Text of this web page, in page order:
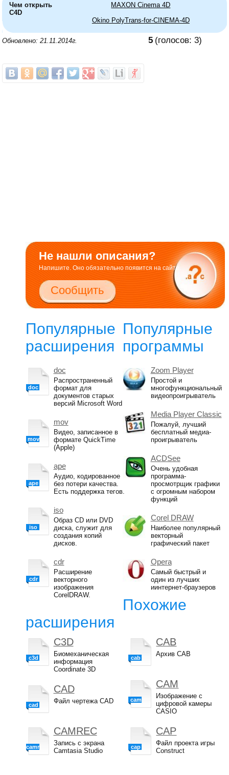
Чем открыть
C4D
MAXON Cinema 4D
Okino PolyTrans-for-CINEMA-4D
Обновлено: 21.11.2014г. 5 (голосов:3)
Не нашли описания?
Напишите. Оно обязательно появится на сайте.
Сообщить
Популярные
расширения
doc
doc
Распространенный
формат для
документов старых
версий Microsoft Word
mov
mov
Видео, записанное в
формате QuickTime
(Apple)
ape
ape
Аудио, кодированное
без потери качества.
Есть поддержка тегов.
iso
iso
Образ CD или DVD
диска, служит для
создания копий
дисков.
cdr
cdr
Расширение
векторного
изображения
CorelDRAW.
Популярные
программы
Zoom Player
Простой и
многофункциональный
видеопроигрыватель
Media Player Classic
Пожалуй, лучший
бесплатный медиа-
проигрыватель
ACDSee
Очень удобная
программа-
просмотрщик графики
с огромным набором
функций
Corel DRAW
Наиболее популярный
векторный
графический пакет
Opera
Самый быстрый и
один из лучших
иинтернет-браузеров
Похожие
расширения
c3d
C3D
Биомеханическая
информация
Coordinate 3D
cad
CAD
Файл чертежа CAD
camrec
CAMREC
Запись с экрана
Camtasia Studio
cab
CAB
Архив CAB
cam
CAM
Изображение с
цифровой камеры
CASIO
cap
CAP
Файл проекта игры
Construct